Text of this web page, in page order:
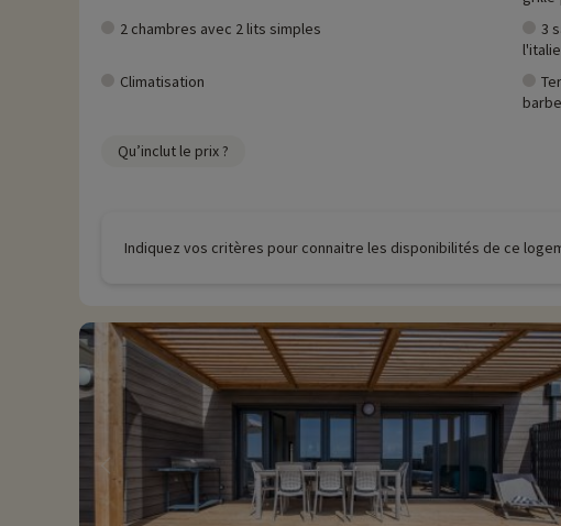
2 chambres avec 2 lits simples
3
Climatisation
Qu’inclut le prix ?
Indiquez vos critères pour connaitre les disponibilités de ce